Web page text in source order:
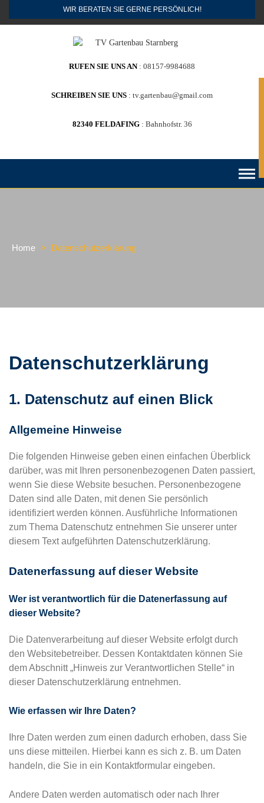
WIR BERATEN SIE GERNE PERSÖNLICH!
RUFEN SIE UNS AN 08157-9984688
SCHREIBEN SIE UNS tv.gartenbau@gmail.com
82340 FELDAFING Bahnhofstr. 36
Home > Datenschutzerklärung
Datenschutz­erklärung
1. Datenschutz auf einen Blick
Allgemeine Hinweise
Die folgenden Hinweise geben einen einfachen Überblick
darüber, was mit Ihren personenbezogenen Daten passiert,
wenn Sie diese Website besuchen. Personenbezogene
Daten sind alle Daten, mit denen Sie persönlich
identifiziert werden können. Ausführliche Informationen
zum Thema Datenschutz entnehmen Sie unserer unter
diesem Text aufgeführten Datenschutzerklärung.
Datenerfassung auf dieser Website
Wer ist verantwortlich für die Datenerfassung auf
dieser Website?
Die Datenverarbeitung auf dieser Website erfolgt durch
den Websitebetreiber. Dessen Kontaktdaten können Sie
dem Abschnitt „Hinweis zur Verantwortlichen Stelle“ in
dieser Datenschutzerklärung entnehmen.
Wie erfassen wir Ihre Daten?
Ihre Daten werden zum einen dadurch erhoben, dass Sie
uns diese mitteilen. Hierbei kann es sich z. B. um Daten
handeln, die Sie in ein Kontaktformular eingeben.
Andere Daten werden automatisch oder nach Ihrer